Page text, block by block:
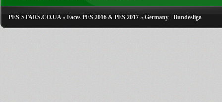
PES-STARS.CO.UA» Faces PES 2016 & PES 2017 » Germany - Bundesliga